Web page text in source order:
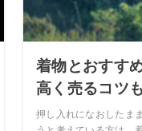
着物とおすす
高く売るコツ
押し入れになおしたま